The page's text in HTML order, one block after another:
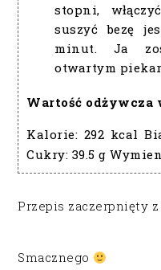
stopni,
suszyć bezę
minut. Ja
otwartym
Wartość odżywcza
Kalorie: 292 kcal
Cukry: 39.5 g
Przepis zaczerpnięty
Smacznego